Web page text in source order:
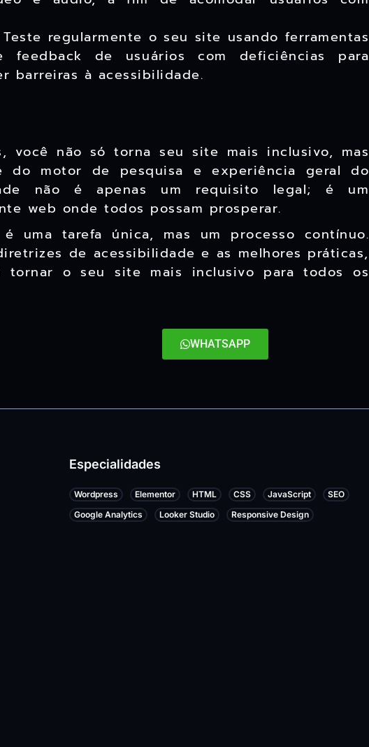
Teste regularmente o seu site usando ferramentas
feedback de usuários com deficiências para
barreiras à acessibilidade.
você não só torna seu site mais inclusivo, mas
do motor de pesquisa e experiência geral do
não é apenas um requisito legal; é um
web onde todos possam prosperar.
uma tarefa única, mas um processo contínuo.
de acessibilidade e as melhores práticas,
tornar o seu site mais inclusivo para todos os
WHATSAPP
Especialidades
Wordpress Elementor HTML CSS JavaScript
SEO
Google Analytics
Looker Studio Responsive Design